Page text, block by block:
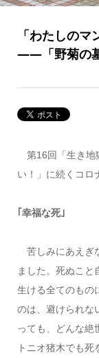
「わたしの
――「野菊の
第16回「生き地
い！」に続くコロ
｢幸福な死｣
苦しみにあえぎ
ました。死ぬこと
生ける全てのもの
のは、避けられな
っても、どんな絶
トニオ猪木でも